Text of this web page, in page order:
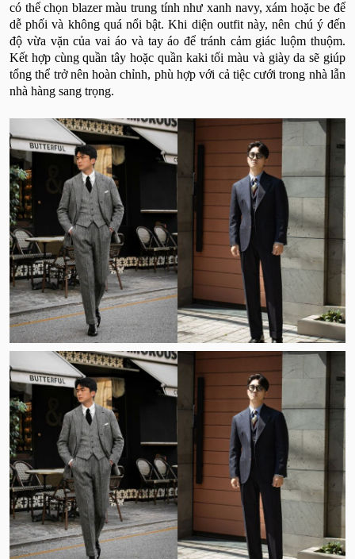
có thể chọn blazer màu trung tính như xanh navy, xám hoặc be để
dễ phối và không quá nổi bật. Khi diện outfit này, nên chú ý đến
độ vừa vặn của vai áo và tay áo để tránh cảm giác luộm thuộm.
Kết hợp cùng quần tây hoặc quần kaki tối màu và giày da sẽ giúp
tổng thể trở nên hoàn chỉnh, phù hợp với cả tiệc cưới trong nhà lẫn
nhà hàng sang trọng.